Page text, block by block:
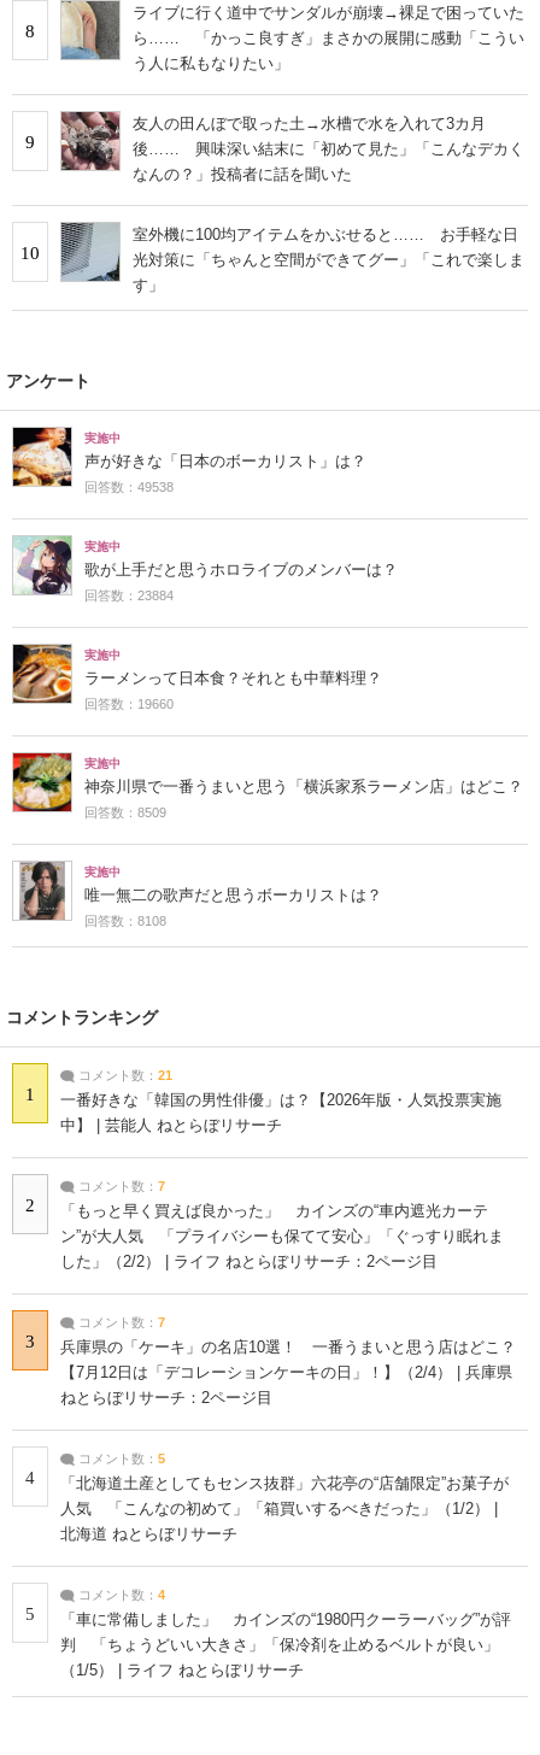
8
ライブに行く道中でサンダルが崩壊→裸足で困っていた
ら…… 「かっこ良すぎ」まさかの展開に感動「こうい
う人に私もなりたい」
9
友人の田んぼで取った土→水槽で水を入れて3カ月
後…… 興味深い結末に「初めて見た」「こんなデカく
なんの？」投稿者に話を聞いた
10
室外機に100均アイテムをかぶせると…… お手軽な日
光対策に「ちゃんと空間ができてグー」「これで楽しま
す」
アンケート
実施中
声が好きな「日本のボーカリスト」は？
回答数：49538
実施中
歌が上手だと思うホロライブのメンバーは？
回答数：23884
実施中
ラーメンって日本食？それとも中華料理？
回答数：19660
実施中
神奈川県で一番うまいと思う「横浜家系ラーメン店」はどこ？
回答数：8509
実施中
唯一無二の歌声だと思うボーカリストは？
回答数：8108
コメントランキング
1
コメント数： 21
一番好きな「韓国の男性俳優」は？【2026年版・人気投票実施
中】 | 芸能人 ねとらぼリサーチ
2
コメント数： 7
「もっと早く買えば良かった」 カインズの“車内遮光カーテ
ン”が大人気 「プライバシーも保てて安心」「ぐっすり眠れま
した」（2/2） | ライフ ねとらぼリサーチ：2ページ目
3
コメント数： 7
兵庫県の「ケーキ」の名店10選！ 一番うまいと思う店はどこ？
【7月12日は「デコレーションケーキの日」！】（2/4） | 兵庫県
ねとらぼリサーチ：2ページ目
4
コメント数： 5
「北海道土産としてもセンス抜群」六花亭の“店舗限定”お菓子が
人気 「こんなの初めて」「箱買いするべきだった」（1/2） |
北海道 ねとらぼリサーチ
5
コメント数： 4
「車に常備しました」 カインズの“1980円クーラーバッグ”が評
判 「ちょうどいい大きさ」「保冷剤を止めるベルトが良い」
（1/5） | ライフ ねとらぼリサーチ